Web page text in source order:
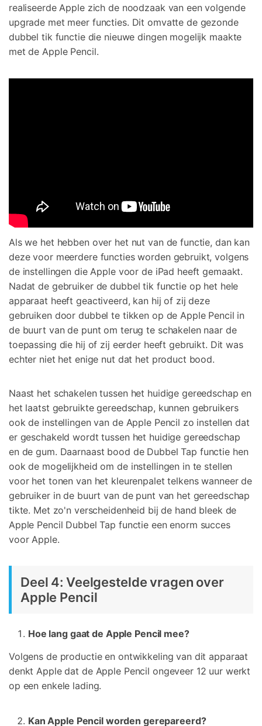
realiseerde Apple zich de noodzaak van een volgende
upgrade met meer functies. Dit omvatte de gezonde
dubbel tik functie die nieuwe dingen mogelijk maakte
met de Apple Pencil.
Als we het hebben over het nut van de functie, dan kan
deze voor meerdere functies worden gebruikt, volgens
de instellingen die Apple voor de iPad heeft gemaakt.
Nadat de gebruiker de dubbel tik functie op het hele
apparaat heeft geactiveerd, kan hij of zij deze
gebruiken door dubbel te tikken op de Apple Pencil in
de buurt van de punt om terug te schakelen naar de
toepassing die hij of zij eerder heeft gebruikt. Dit was
echter niet het enige nut dat het product bood.
Naast het schakelen tussen het huidige gereedschap en
het laatst gebruikte gereedschap, kunnen gebruikers
ook de instellingen van de Apple Pencil zo instellen dat
er geschakeld wordt tussen het huidige gereedschap
en de gum. Daarnaast bood de Dubbel Tap functie hen
ook de mogelijkheid om de instellingen in te stellen
voor het tonen van het kleurenpalet telkens wanneer de
gebruiker in de buurt van de punt van het gereedschap
tikte. Met zo'n verscheidenheid bij de hand bleek de
Apple Pencil Dubbel Tap functie een enorm succes
voor Apple.
Deel 4: Veelgestelde vragen over
Apple Pencil
Hoe lang gaat de Apple Pencil mee?
Volgens de productie en ontwikkeling van dit apparaat
denkt Apple dat de Apple Pencil ongeveer 12 uur werkt
op een enkele lading.
Kan Apple Pencil worden gerepareerd?